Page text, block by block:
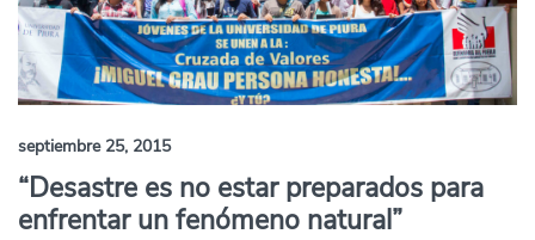
septiembre 25, 2015
“Desastre es no estar preparados para
enfrentar un fenómeno natural”